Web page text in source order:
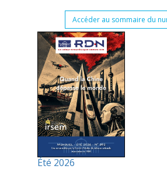
Accéder au sommaire du
Été 2026